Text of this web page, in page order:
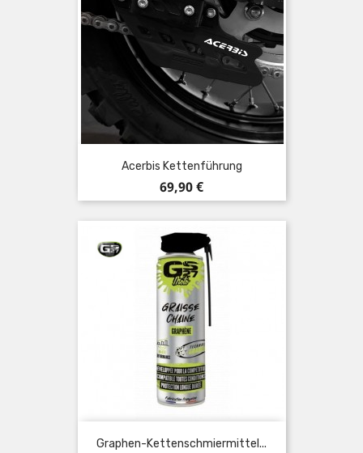
Acerbis Kettenführung
Preis
69,90 €
Graphen-Kettenschmiermittel...